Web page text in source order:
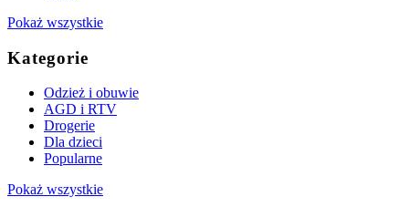
Pokaż wszystkie
Kategorie
Odzież i obuwie
AGD i RTV
Drogerie
Dla dzieci
Popularne
Pokaż wszystkie